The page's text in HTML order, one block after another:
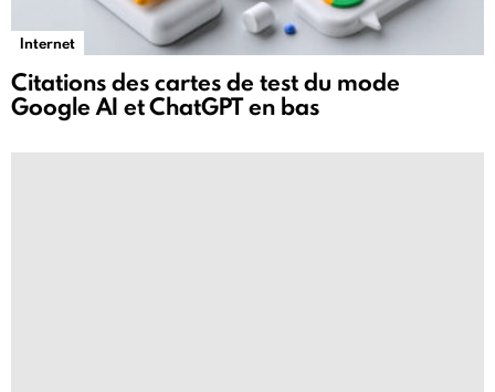
Internet
Citations des cartes de test du mode
Google AI et ChatGPT en bas